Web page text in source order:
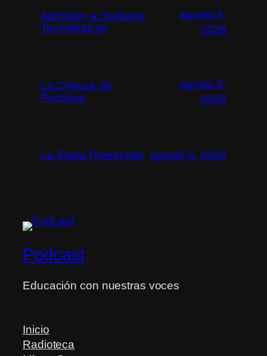
Admisión a Institutos
Tecnológicos
agosto 6,
2026
La Crianza de
Porcinos
agosto 5,
2026
La Etapa Preescolar agosto 5, 2026
Podcast
Educación con nuestras voces
Inicio
Radioteca